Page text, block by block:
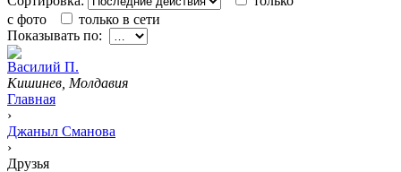
с фото
только в сети
Показывать по:
Вacилий П.
Кишинев, Молдавия
Главная
›
Джаныл Сманова
›
Друзья